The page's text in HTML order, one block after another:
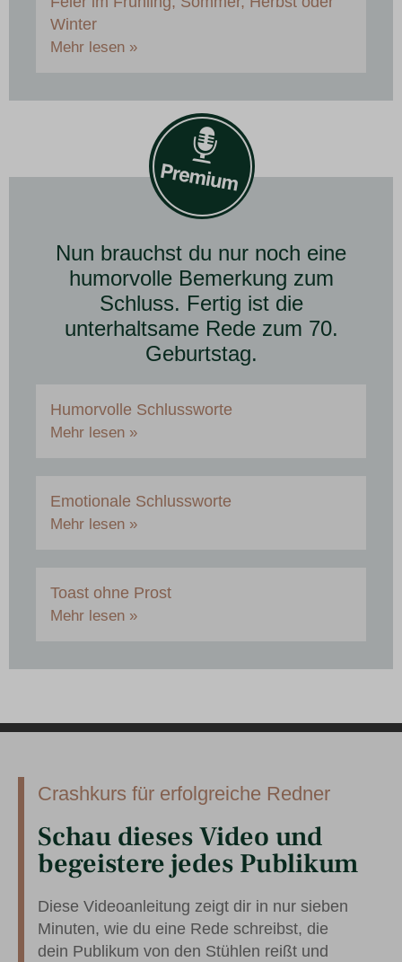
Winter
Mehr lesen »
Nun brauchst du nur noch eine
humorvolle Bemerkung zum
Schluss. Fertig ist die
unterhaltsame Rede zum 70.
Geburtstag.
Humorvolle Schlussworte
Mehr lesen »
Emotionale Schlussworte
Mehr lesen »
Toast ohne Prost
Mehr lesen »
Crashkurs für erfolgreiche Redner
Schau dieses Video und
begeistere jedes Publikum
Diese Videoanleitung zeigt dir in nur sieben
Minuten, wie du eine Rede schreibst, die
dein Publikum von den Stühlen reißt und